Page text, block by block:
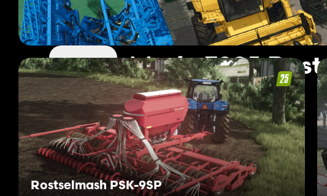
Mody FS25
52 modów Strona 1 z 5
Rostselmash PSK-9SP